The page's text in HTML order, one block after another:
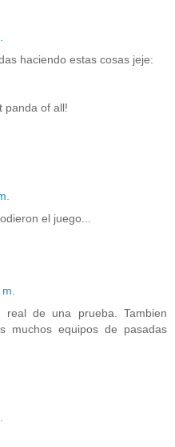
haciendo estas cosas jeje:
panda of all!
el juego...
de una prueba. Tambien
muchos equipos de pasadas